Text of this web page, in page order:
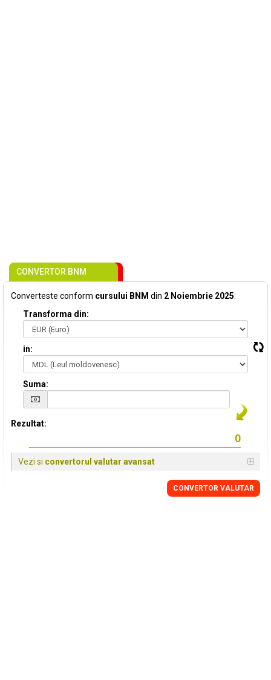
CONVERTOR BNM
Converteste conform cursului BNM din 2 Noiembrie 2025:
Transforma din:
in:
Suma:
Rezultat:
Vezi si convertorul valutar avansat
CONVERTOR VALUTAR